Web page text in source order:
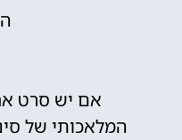
אם יש סרט
המלאכותי של